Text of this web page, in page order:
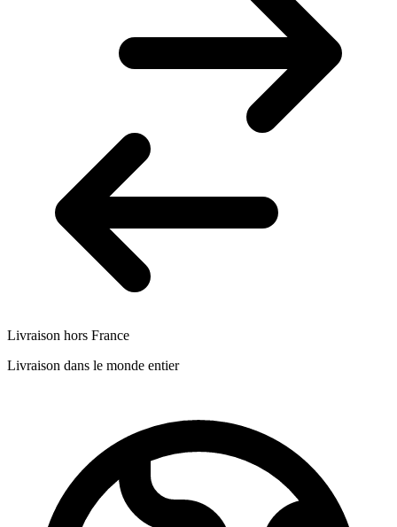
Livraison hors France
Livraison dans le monde entier